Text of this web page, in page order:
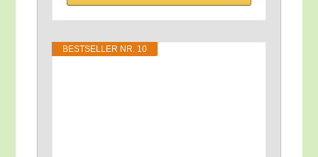
BEST­SEL­LER NR. 10